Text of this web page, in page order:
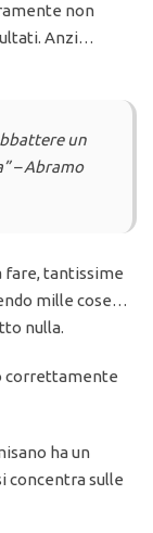
non
Anzi…
un
– Abramo
fare, tantissime
mille cose…
nulla.
correttamente
ha un
concentra sulle